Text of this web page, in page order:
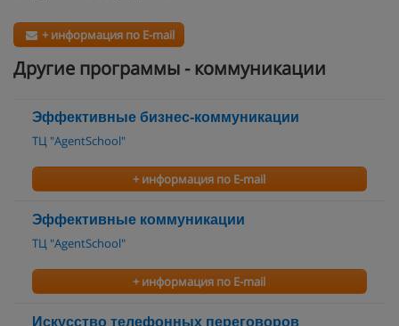
+ информация по E-mail
Другие программы - коммуникации
Эффективные бизнес-коммуникации
ТЦ "AgentSchool"
+ информация по E-mail
Эффективные коммуникации
ТЦ "AgentSchool"
+ информация по E-mail
Искусство телефонных переговоров